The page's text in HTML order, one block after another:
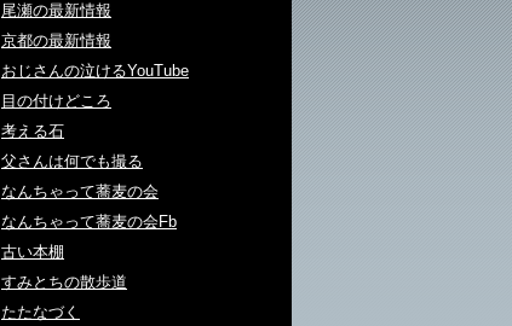
尾瀬の最新情報
京都の最新情報
おじさんの泣けるYouTube
目の付けどころ
考える石
父さんは何でも撮る
なんちゃって蕎麦の会
なんちゃって蕎麦の会Fb
古い本棚
すみとちの散歩道
たたなづく